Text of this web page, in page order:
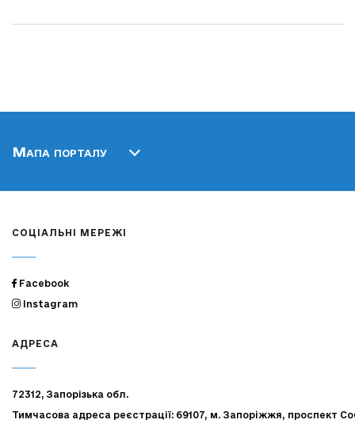
Мапа порталу
СОЦІАЛЬНІ МЕРЕЖІ
Facebook
Instagram
АДРЕСА
72312, Запорізька обл.
Тимчасова адреса реєстрації: 69107, м. Запоріжжя, проспект